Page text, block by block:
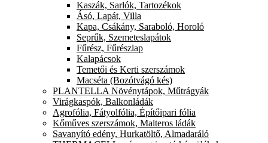
Kaszák, Sarlók, Tartozékok
Ásó, Lapát, Villa
Kapa, Csákány, Saraboló, Horoló
Seprűk, Szemeteslapátok
Fűrész, Fűrészlap
Kalapácsok
Temetői és Kerti szerszámok
Macséta (Bozótvágó kés)
PLANTELLA Növénytápok, Műtrágyák
Virágkaspók, Balkonládák
Agrofólia, Fátyolfólia, Építőipari fólia
Kőműves szerszámok, Malteros ládák
Savanyító edény, Hurkatöltő, Almadaráló